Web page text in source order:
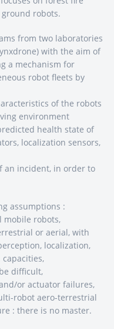
robots.
from two laboratories
with the aim of
a mechanism for
robot fleets by
of the robots
environment
health state of
localization sensors,
an incident, in order to
assumptions :
mobile robots,
or aerial, with
localization,
difficult,
or actuator failures,
robot aero-terrestrial
: there is no master.